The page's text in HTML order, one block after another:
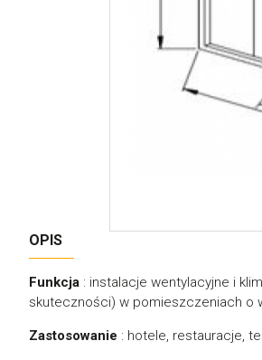
OPIS
Funkcja : instalacje wentylacyjne i
skuteczności) w pomieszczeniach o
Zastosowanie : hotele, restauracje,